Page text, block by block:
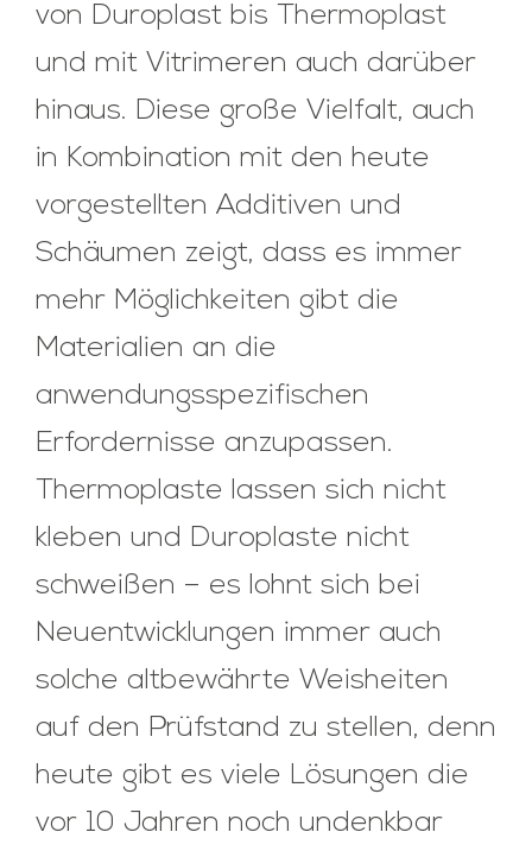
von Duroplast bis Thermoplast
und mit Vitrimeren auch darüber
hinaus. Diese große Vielfalt, auch
in Kombination mit den heute
vorgestellten Additiven und
Schäumen zeigt, dass es immer
mehr Möglichkeiten gibt die
Materialien an die
anwendungsspezifischen
Erfordernisse anzupassen.
Thermoplaste lassen sich nicht
kleben und Duroplaste nicht
schweißen – es lohnt sich bei
Neuentwicklungen immer auch
solche altbewährte Weisheiten
auf den Prüfstand zu stellen, denn
heute gibt es viele Lösungen die
vor 10 Jahren noch undenkbar